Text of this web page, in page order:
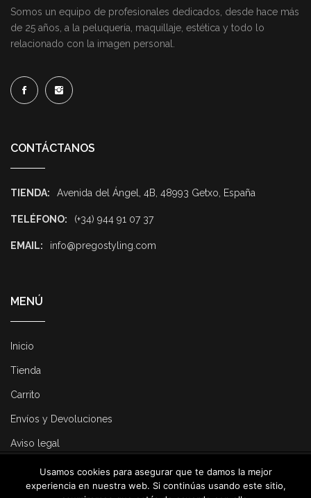
Somos un equipo de profesionales dedicados, desde hace más
de 25 años, a la peluquería, maquillaje, estética y todo lo
relacionado con la imagen personal.
CONTÁCTANOS
TIENDA: Avenida del Ángel, 4B, 48993 Getxo, España
TELÉFONO: (+34) 944 91 07 37
EMAIL: info@pregostyling.com
MENÚ
Inicio
Tienda
Carrito
Envíos y Devoluciones
Aviso legal
© 2025 Pregostyling. All Rights Reserved. Developed by
Dirk
Usamos cookies para asegurar que te damos la mejor
experiencia en nuestra web. Si continúas usando este sitio,